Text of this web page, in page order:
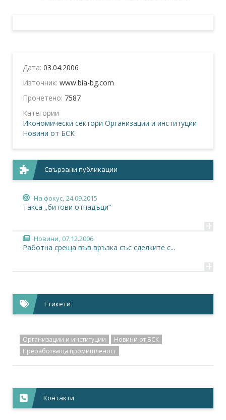
Дата: 03.04.2006
Източник: www.bia-bg.com
Прочетено: 7587
Категории
Икономически сектори Организации и институции
Новини от БСК
Свързани публикации
На фокус, 24.09.2015
Такса „битови отпадъци“
+
Новини, 07.12.2006
Работна среща във връзка със сделките с...
+
Етикети
Организации и институции
Новини от БСК
Преработваща промишленост
Контакти